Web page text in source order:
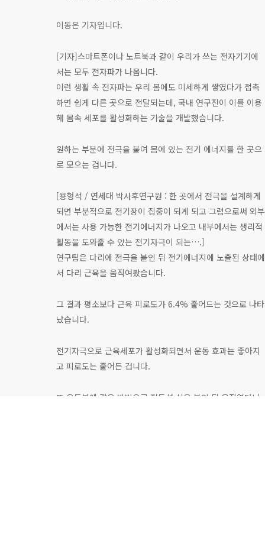
이동은 기자입니다.
[기자]스마트폰이나 노트북과 같이 우리가 쓰는 전자기기에
서는 모두 전자파가 나옵니다.
이런 생활 속 전자파는 우리 몸에도 미세하게 쌓였다가 접촉
하면 쉽게 다른 곳으로 전달되는데, 국내 연구진이 이를 이용
해 몸속 세포를 활성화하는 기술을 개발했습니다.
원하는 부분에 전극을 붙여 몸에 있는 전기 에너지를 한 곳으
로 모으는 겁니다.
[용형석 / 연세대 박사후연구원 : 한 곳에서 전극을 설계하게
되면 부분적으로 전기장이 집중이 되게 되고 그럼으로써 외부
에서는 사용 가능한 전기에너지가 나오고 내부에서는 생리적
활동을 도와줄 수 있는 전기자극이 되는….]
연구팀은 다리에 전극을 붙인 뒤 전기에너지에 노출된 상태에
서 다리 근육을 움직여봤습니다.
그 결과 평소보다 근육 피로도가 6.4% 줄어드는 것으로 나타
났습니다.
전기자극으로 근육세포가 활성화되면서 운동 효과는 좋아지
고 피로도는 줄어든 겁니다.
또 운동복에 같은 방법으로 전도성 실을 붙인 뒤 움직였더니